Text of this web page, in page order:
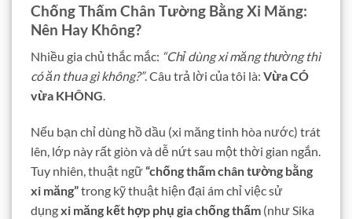
Chống Thấm Chân Tường Bằng Xi Măng:
Nên Hay Không?
Nhiều gia chủ thắc mắc: “Chỉ dùng xi măng thường thì
có ăn thua gì không?”. Câu trả lời của tôi là: Vừa CÓ
vừa KHÔNG.
Nếu bạn chỉ dùng hồ dầu (xi măng tinh hòa nước) trát
lên, lớp này rất giòn và dễ nứt sau một thời gian ngắn.
Tuy nhiên, thuật ngữ“chống thấm chân tường bằng
xi măng”trong kỹ thuật hiện đại ám chỉ việc sử
dụngxi măng kết hợp phụ gia chống thấm (như Sika